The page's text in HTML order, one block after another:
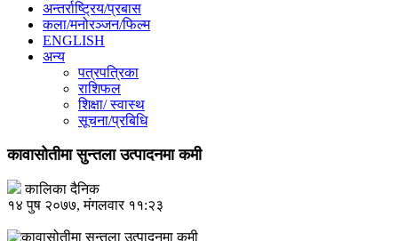
अन्तर्राष्ट्रिय/प्रबास
कला/मनोरञ्जन/फिल्म
ENGLISH
अन्य
पत्रपत्रिका
राशिफल
शिक्षा/ स्वास्थ
सूचना/प्रबिधि
कावासोतीमा सुन्तला उत्पादनमा कमी
कालिका दैनिक
१४ पुष २०७७, मंगलवार ११:२३